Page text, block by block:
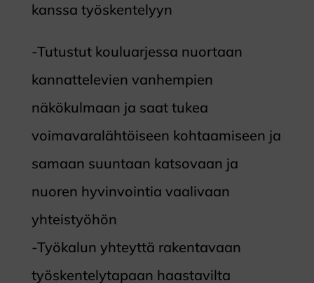
kanssa työskentelyyn
-Tutustut kouluarjessa nuortaan
kannattelevien vanhempien
näkökulmaan ja saat tukea
voimavaralähtöiseen kohtaamiseen ja
samaan suuntaan katsovaan ja
nuoren hyvinvointia vaalivaan
yhteistyöhön
-Työkalun yhteyttä rakentavaan
työskentelytapaan haastavilta